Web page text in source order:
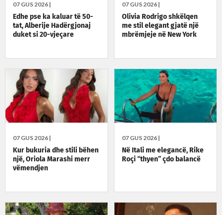
07 GUS 2026 |
Edhe pse ka kaluar të 50-
tat, Alberije Hadërgjonaj
duket si 20-vjeçare
07 GUS 2026 |
Olivia Rodrigo shkëlqen
me stil elegant gjatë një
mbrëmjeje në New York
07 GUS 2026 |
Kur bukuria dhe stili bëhen
një, Oriola Marashi merr
vëmendjen
07 GUS 2026 |
Në Itali me elegancë, Rike
Roçi “thyen” çdo balancë